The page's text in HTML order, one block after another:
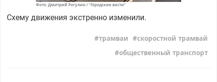
Фото: Дмитрий Рогулин / "Городские вести"
Схему движения экстренно изменили.
трамваи
скоростной трамвай
общественный транспорт